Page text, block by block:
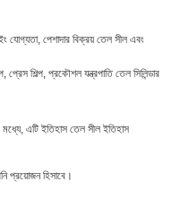
যোগ্যতা, পেশাদার বিক্রয় তেল সীল এবং
প্রেস শিল্প, প্রকৌশল যন্ত্রপাতি তেল সিলিন্ডার
মধ্যে, এটি ইতিহাস তেল সীল ইতিহাস
প্রয়োজন হিসাবে।